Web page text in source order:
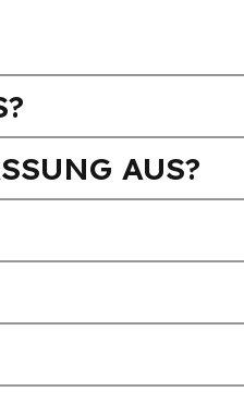
AUS?